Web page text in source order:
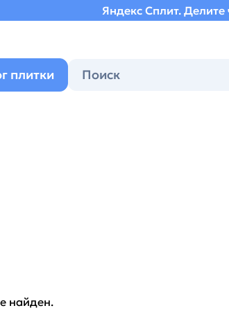
Яндекс Сплит. Делите
плитки
найден.